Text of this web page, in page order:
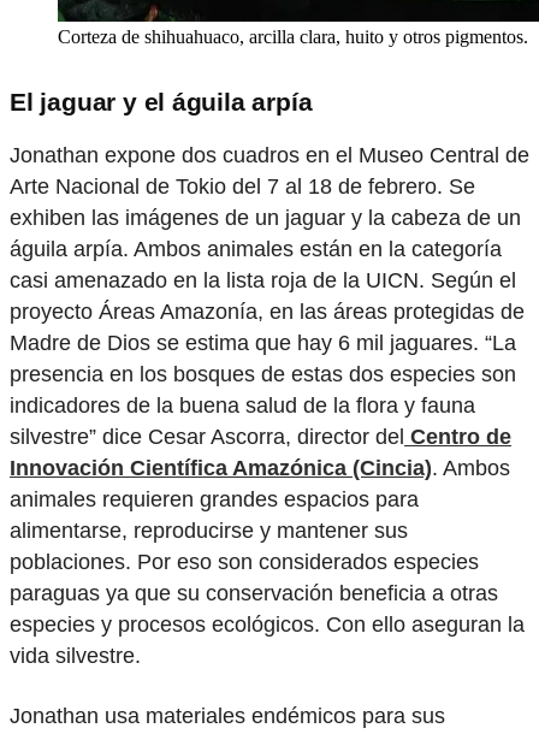
Corteza de shihuahuaco, arcilla clara, huito y otros pigmentos.
El jaguar y el águila arpía
Jonathan expone dos cuadros en el Museo Central de
Arte Nacional de Tokio del 7 al 18 de febrero. Se
exhiben las imágenes de un jaguar y la cabeza de un
águila arpía. Ambos animales están en la categoría
casi amenazado en la lista roja de la UICN. Según el
proyecto Áreas Amazonía, en las áreas protegidas de
Madre de Dios se estima que hay 6 mil jaguares. “La
presencia en los bosques de estas dos especies son
indicadores de la buena salud de la flora y fauna
silvestre” dice Cesar Ascorra, director del Centro de
Innovación Científica Amazónica (Cincia). Ambos
animales requieren grandes espacios para
alimentarse, reproducirse y mantener sus
poblaciones. Por eso son considerados especies
paraguas ya que su conservación beneficia a otras
especies y procesos ecológicos. Con ello aseguran la
vida silvestre.
Jonathan usa materiales endémicos para sus